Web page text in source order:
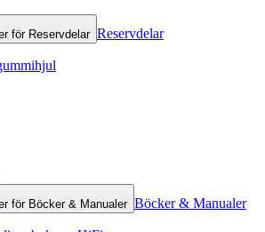
för Reservdelar Reservdelar
för Böcker & Manualer Böcker & Manualer